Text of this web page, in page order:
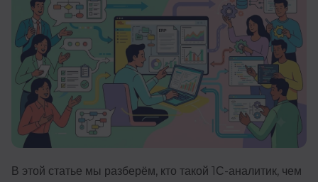
В этой статье мы разберём, кто такой 1С-аналитик, чем